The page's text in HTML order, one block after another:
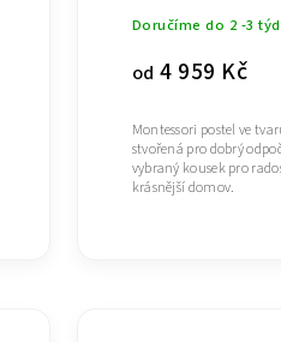
Doručíme do 2 -3
od 4 959 Kč
Montessori postel ve
stvořená pro dobrý
vybraný kousek pro
krásnější domov.